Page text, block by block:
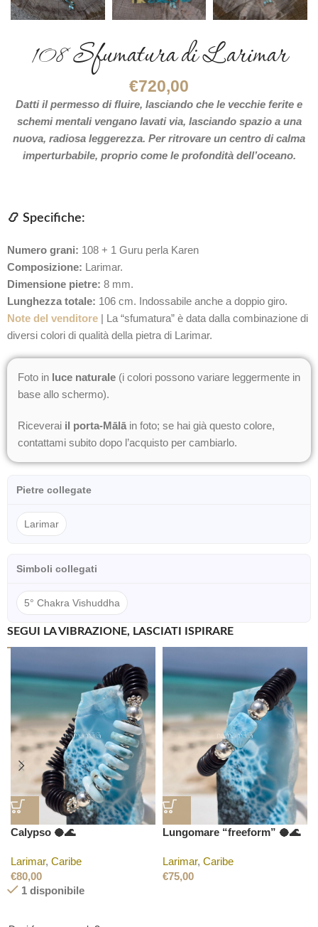
108 Sfumatura di Larimar
€720,00
Datti il permesso di fluire, lasciando che le vecchie ferite e
schemi mentali vengano lavati via, lasciando spazio a una
nuova, radiosa leggerezza. Per ritrovare un centro di calma
imperturbabile, proprio come le profondità dell’oceano.
📿 Specifiche:
Numero grani: 108 + 1 Guru perla Karen
Composizione: Larimar.
Dimensione pietre: 8 mm.
Lunghezza totale: 106 cm. Indossabile anche a doppio giro.
Note del venditore | La “sfumatura” è data dalla combinazione di
diversi colori di qualità della pietra di Larimar.
Foto in luce naturale (i colori possono variare leggermente in
base allo schermo).
Riceverai il porta-Mālā in foto; se hai già questo colore,
contattami subito dopo l’acquisto per cambiarlo.
Pietre collegate
Larimar
Simboli collegati
5° Chakra Vishuddha
SEGUI LA VIBRAZIONE, LASCIATI ISPIRARE
Calypso 🥥🌊
Larimar, Caribe
€80,00
Lungomare “freeform” 🥥🌊
Larimar, Caribe
€75,00
1 disponibile